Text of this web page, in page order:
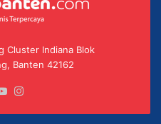
Cluster Indiana Blok
Banten 42162
YouTube